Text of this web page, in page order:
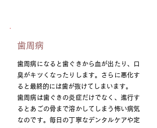
歯周病
歯周病になると歯ぐきから血が出たり、口
臭がキツくなったりします。さらに悪化す
ると最終的には歯が抜けてしまいます。
歯周病は歯ぐきの炎症だけでなく、進行す
るとあごの骨まで溶かしてしまう怖い病気
なのです。毎日の丁寧なデンタルケアや定